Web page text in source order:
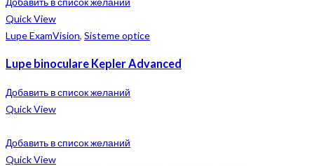
Quick View
Lupe ExamVision, Sisteme optice
Lupe binoculare Kepler Advanced
Добавить в список желаний
Quick View
Добавить в список желаний
Quick View